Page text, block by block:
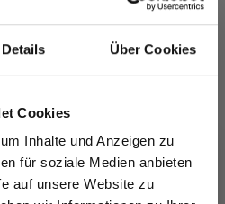
Details Über Cookies
Cookies
Inhalte und Anzeigen zu
für soziale Medien anbieten
auf unsere Website zu
LINDEHOBBY
MERINO BLISS 115
Alle Optionen